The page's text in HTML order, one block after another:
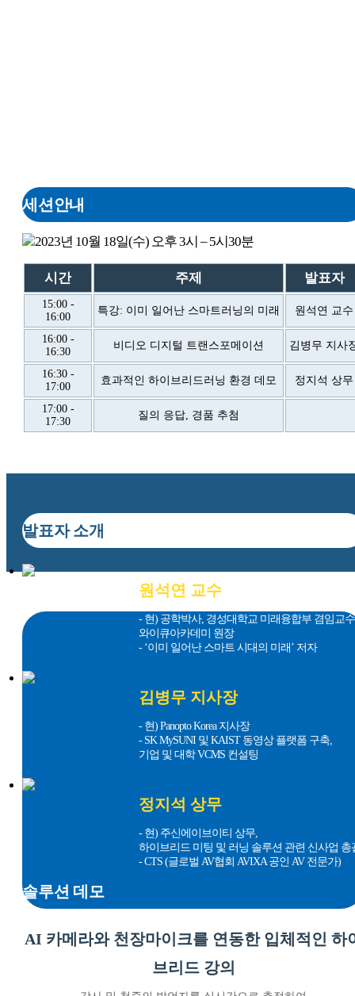
세션안내
2023년 10월 18일(수) 오후 3시 – 5시30분
시간 주제 발표자
15:00 -
16:00
특강: 이미 일어난 스마트러닝의 미래 원석연 교수
16:00 -
16:30
비디오 디지털 트랜스포메이션 김병무 지사
16:30 -
17:00
효과적인 하이브리드러닝 환경 데모 정지석 상무
17:00 -
17:30
질의 응답, 경품 추첨
발표자 소개
원석연 교수
- 현) 공학박사, 경성대학교 미래융합부 겸임교
와이큐아카데미 원장
- ‘이미 일어난 스마트 시대의 미래’ 저자
김병무 지사장
- 현) Panopto Korea 지사장
- SK MySUNI 및 KAIST 동영상 플랫폼 구축,
기업 및 대학 VCMS 컨설팅
정지석 상무
- 현) 주신에이브이티 상무,
하이브리드 미팅 및 러닝 솔루션 관련 신사업 총
- CTS (글로벌 AV협회 AVIXA 공인 AV 전문가)
솔루션 데모
AI 카메라와 천장마이크를 연동한 입체적인 하
브리드 강의